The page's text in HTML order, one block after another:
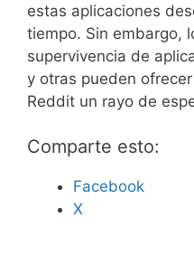
estas aplicaciones
tiempo. Sin embargo,
supervivencia de
y otras pueden
Reddit un rayo de
Comparte esto:
Facebook
X